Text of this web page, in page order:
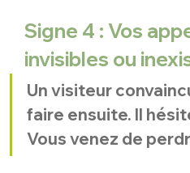
Signe 4 : Vos
invisibles ou
Un visiteur
faire ensuite. Il
Vous venez de